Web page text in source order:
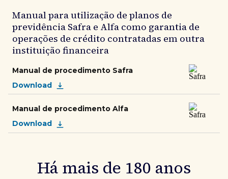
Manual para utilização de planos de
previdência Safra e Alfa como garantia de
operações de crédito contratadas em outra
instituição financeira
Manual de procedimento Safra
Download
Manual de procedimento Alfa
Download
Há mais de 180 anos